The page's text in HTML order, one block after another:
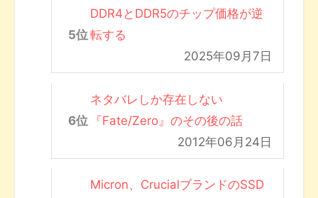
DDR4とDDR5のチップ価格が逆
転する
2025年09月7日
ネタバレしか存在しない
『Fate/Zero』のその後の話
2012年06月24日
Micron、CrucialブランドのSSD